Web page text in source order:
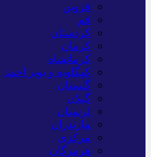
قزوین
قم
کردستان
کرمان
کرمانشاه
کهگلویه و بویر احمد
گلستان
گیلان
لرستان
مازندران
مرکزی
هرمزگان